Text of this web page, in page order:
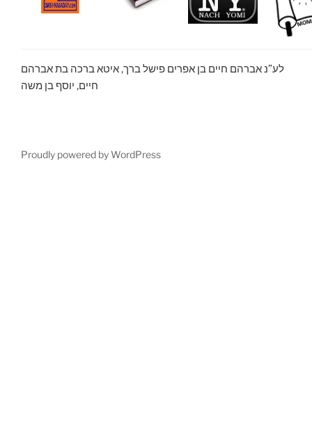
לע”נ אברהם חיים בן אפרים פישל ברך, איטא ברכה בת אברהם
חיים, יוסף בן משה
Proudly powered by WordPress